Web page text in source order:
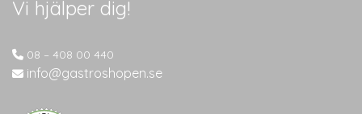
Vi hjälper dig!
08 – 408 00 440
info@gastroshopen.se